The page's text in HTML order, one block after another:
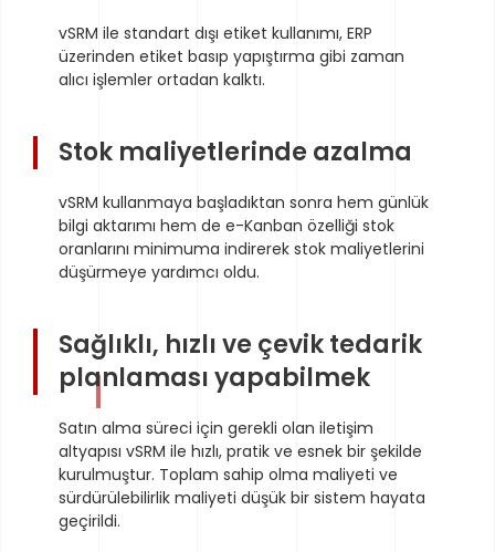
vSRM ile standart dışı etiket kullanımı, ERP
üzerinden etiket basıp yapıştırma gibi zaman
alıcı işlemler ortadan kalktı.
Stok maliyetlerinde azalma
vSRM kullanmaya başladıktan sonra hem günlük
bilgi aktarımı hem de e-Kanban özelliği stok
oranlarını minimuma indirerek stok maliyetlerini
düşürmeye yardımcı oldu.
Sağlıklı, hızlı ve çevik tedarik
planlaması yapabilmek
Satın alma süreci için gerekli olan iletişim
altyapısı vSRM ile hızlı, pratik ve esnek bir şekilde
kurulmuştur. Toplam sahip olma maliyeti ve
sürdürülebilirlik maliyeti düşük bir sistem hayata
geçirildi.